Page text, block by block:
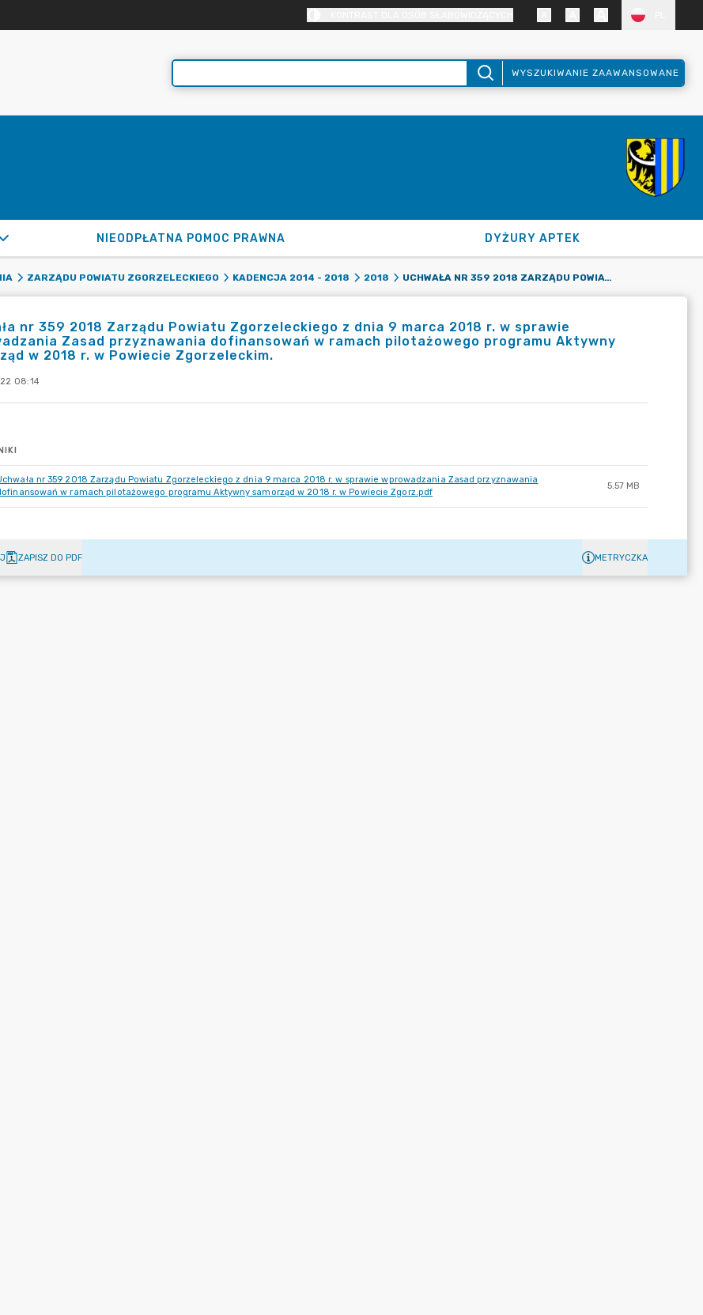
WYSZUKIWANIE ZAAWANSOWANE
NIEODPŁATNA POMOC PRAWNA DYŻURY APTEK
ZARZĄDU POWIATU ZGORZELECKIEGO KADENCJA 2014 - 2018 2018 UCHWAŁA NR 359 2018 ZARZĄDU POWIATU ZGORZELECKIEGO Z DNIA 9 MARCA 2018 R. W SPRAWIE WPROWADZANIA ZASAD PRZYZNAWANIA DOFINANSOWAŃ W RAMACH PILOTAŻOWEGO PROGRAMU AKTYWNY SAMORZĄD W 2018 R. W POWIECIE ZGORZELECKIM.
nr 359 2018 Zarządu Powiatu Zgorzeleckiego z dnia 9 marca 2018 r. w sprawie
Zasad przyznawania dofinansowań w ramach pilotażowego programu Aktywny
w 2018 r. w Powiecie Zgorzeleckim.
08:14
nr 359 2018 Zarządu Powiatu Zgorzeleckiego z dnia 9 marca 2018 r. w sprawie wprowadzania Zasad przyznawania
w ramach pilotażowego programu Aktywny samorząd w 2018 r. w Powiecie Zgorz.pdf
5.57 MB
ZAPISZ DO PDF METRYCZKA